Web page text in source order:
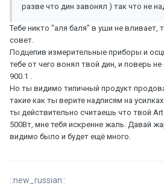
разве что дин завонял ) так что не
Тебе никто "аля баля" в уши не вливает,
совет.
Подцепив измерительные приборы и
тебе от чего вонял твой дин, и поверь
900.1 .
Но ты видимо типичный продукт
такие как ты верите надписям на
ты действительно считаешь что твой Art
500Вт, мне тебя искренне жаль. Давай
видимо было и будет ещё много.
::new_russian::